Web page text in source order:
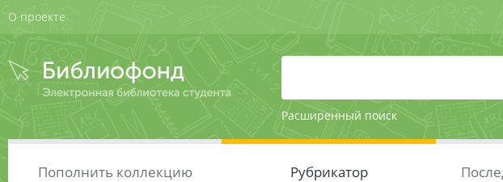
О проекте
Расширенный поиск
Пополнить коллекцию Рубрикатор